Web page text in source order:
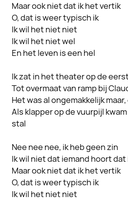
Maar ook niet dat ik het vertik
O, dat is weer typisch ik
Ik wil het niet niet
Ik wil het niet wel
En het leven is een hel
Ik zat in het theater op de
Tot overmaat van ramp bij
Het was al ongemakkelijk
Als klapper op de vuurpijl
stal
Nee nee nee, ik heb geen zin
Ik wil niet dat iemand hoort dat
Maar ook niet dat ik het vertik
O, dat is weer typisch ik
Ik wil het niet niet